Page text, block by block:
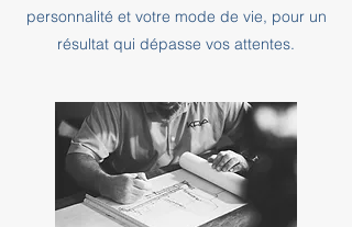
personnalité et votre mode de vie, pour un
résultat qui dépasse vos attentes.